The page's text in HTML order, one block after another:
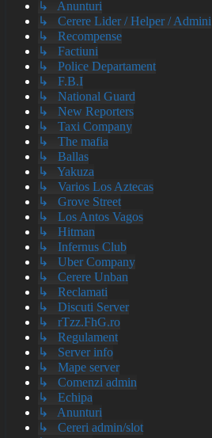
↳ Anunturi
↳ Cerere Lider / Helper / Admini
↳ Recompense
↳ Factiuni
↳ Police Departament
↳ F.B.I
↳ National Guard
↳ New Reporters
↳ Taxi Company
↳ The mafia
↳ Ballas
↳ Yakuza
↳ Varios Los Aztecas
↳ Grove Street
↳ Los Antos Vagos
↳ Hitman
↳ Infernus Club
↳ Uber Company
↳ Cerere Unban
↳ Reclamati
↳ Discuti Server
↳ rTzz.FhG.ro
↳ Regulament
↳ Server info
↳ Mape server
↳ Comenzi admin
↳ Echipa
↳ Anunturi
↳ Cereri admin/slot